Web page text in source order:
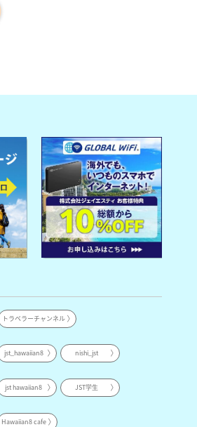
トラベラーチャンネル
jst_hawaiian8 nishi_jst
jst hawaiian8 JST学生
Hawaiian8 cafe